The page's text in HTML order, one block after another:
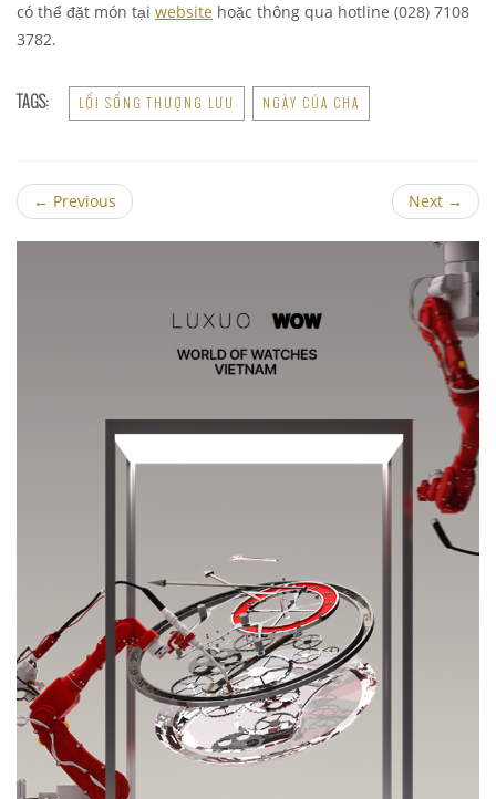
có thể đặt món tại website hoặc thông qua hotline (028) 7108
3782.
TAGS: LỐI SỐNG THƯỢNG LƯU NGÀY CỦA CHA
← Previous Next →